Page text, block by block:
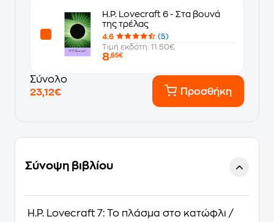
H.P. Lovecraft 6 - Στα βουνά
της τρέλας
4.6
(5)
Τιμή εκδότη: 11.50€
8,65€
Σύνολο
23,12€
Προσθήκη
Σύνοψη βιβλίου
H.P. Lovecraft 7: Το πλάσμα στο κατώφλι /